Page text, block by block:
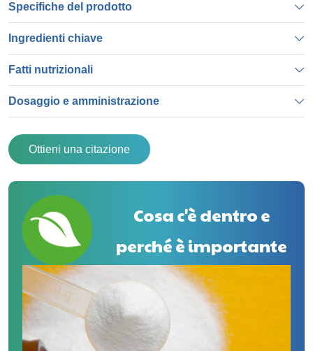
Specifiche del prodotto
Ingredienti chiave
Fatti nutrizionali
Dosaggio e amministrazione
Ottieni una citazione
Cosa c'è dentro e
perché è importante